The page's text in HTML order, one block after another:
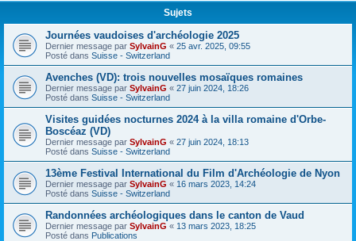
Sujets
Journées vaudoises d'archéologie 2025
Dernier message par SylvainG « 25 avr. 2025, 09:55
Posté dans Suisse - Switzerland
Avenches (VD): trois nouvelles mosaïques romaines
Dernier message par SylvainG « 27 juin 2024, 18:26
Posté dans Suisse - Switzerland
Visites guidées nocturnes 2024 à la villa romaine d'Orbe-
Boscéaz (VD)
Dernier message par SylvainG « 27 juin 2024, 18:13
Posté dans Suisse - Switzerland
13ème Festival International du Film d'Archéologie de Nyon
Dernier message par SylvainG « 16 mars 2023, 14:24
Posté dans Suisse - Switzerland
Randonnées archéologiques dans le canton de Vaud
Dernier message par SylvainG « 13 mars 2023, 18:25
Posté dans Publications